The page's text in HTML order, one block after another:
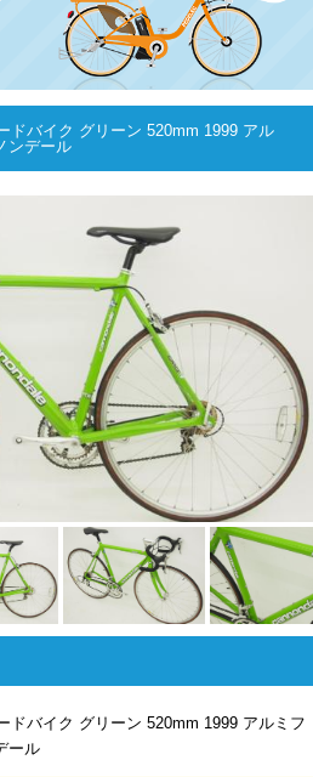
ドバイク グリーン 520mm 1999 アル
ンデール
ドバイク グリーン 520mm 1999 アルミフ
ール